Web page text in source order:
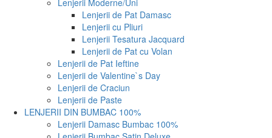
Lenjerii Moderne/Uni
Lenjerii de Pat Damasc
Lenjerii cu Pliuri
Lenjerii Tesatura Jacquard
Lenjerii de Pat cu Volan
Lenjerii de Pat Ieftine
Lenjerii de Valentine`s Day
Lenjerii de Craciun
Lenjerii de Paste
LENJERII DIN BUMBAC 100%
Lenjerii Damasc Bumbac 100%